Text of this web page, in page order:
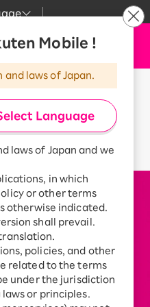
Mobile !
laws of Japan.
Language
laws of Japan and we
in which
or other terms
otherwise indicated.
shall prevail.
policies, and other
related to the terms
under the jurisdiction
or principles.
ク
ラム
Turbo
申し込
込みで毎
申し込み